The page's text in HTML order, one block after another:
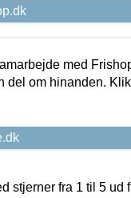
med
del om hinanden.
stjerner fra 1 til 5 ud